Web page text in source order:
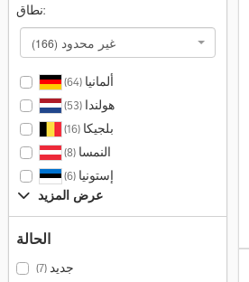
نطاق:
غير محدود (166)
ألمانيا(64)
هولندا(53)
بلجيكا(16)
النمسا(8)
إستونيا(6)
عرض المزيد
الحالة
جديد(7)